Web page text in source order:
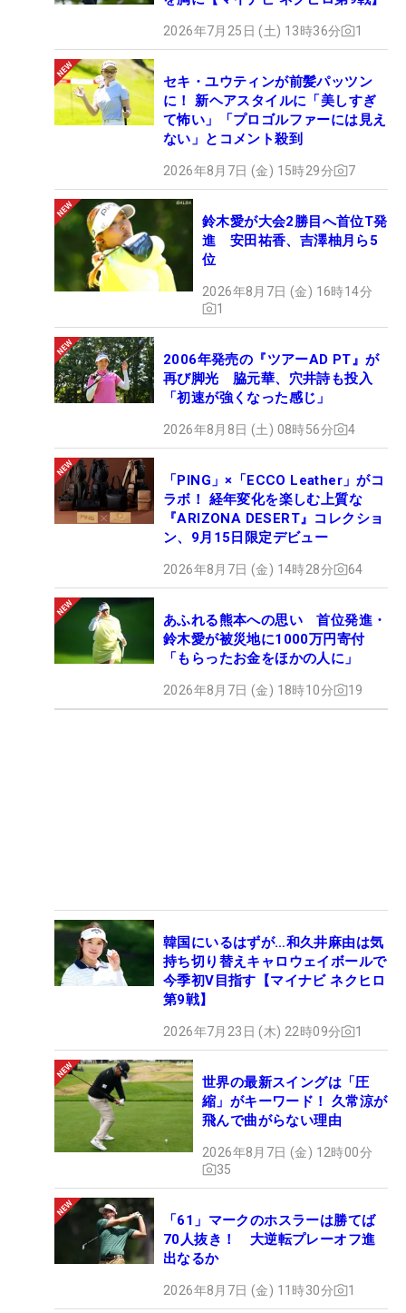
2026年7月25日 (土) 13時36分 1
セキ・ユウティンが前髪パッツン
に！ 新ヘアスタイルに「美しすぎ
て怖い」「プロゴルファーには見え
ない」とコメント殺到
2026年8月7日 (金) 15時29分 7
鈴木愛が大会2勝目へ首位T発
進 安田祐香、吉澤柚月ら5
位
2026年8月7日 (金) 16時14分
1
2006年発売の『ツアーAD PT』が
再び脚光 脇元華、穴井詩も投入
「初速が強くなった感じ」
2026年8月8日 (土) 08時56分 4
「PING」×「ECCO Leather」がコ
ラボ！ 経年変化を楽しむ上質な
『ARIZONA DESERT』コレクショ
ン、9月15日限定デビュー
2026年8月7日 (金) 14時28分 64
あふれる熊本への思い 首位発進・
鈴木愛が被災地に1000万円寄付
「もらったお金をほかの人に」
2026年8月7日 (金) 18時10分 19
韓国にいるはずが…和久井麻由は気
持ち切り替えキャロウェイボールで
今季初V目指す【マイナビ ネクヒロ
第9戦】
2026年7月23日 (木) 22時09分 1
世界の最新スイングは「圧
縮」がキーワード！ 久常涼が
飛んで曲がらない理由
2026年8月7日 (金) 12時00分
35
「61」マークのホスラーは勝てば
70人抜き！ 大逆転プレーオフ進
出なるか
2026年8月7日 (金) 11時30分 1